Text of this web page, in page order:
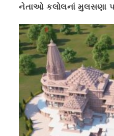
નેતાઓ કલોલનાં મુલસણા